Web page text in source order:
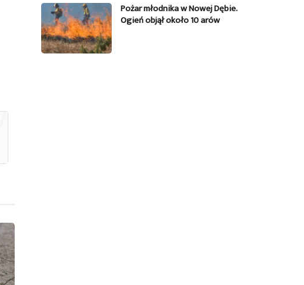
Pożar młodnika w Nowej Dębie.
Ogień objął około 10 arów